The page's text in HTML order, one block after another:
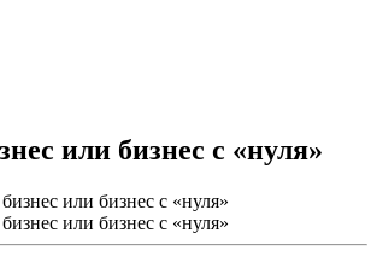
или бизнес с «нуля»
или бизнес с «нуля»
или бизнес с «нуля»